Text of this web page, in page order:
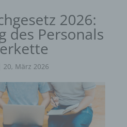
2026:
des Personals
20, März 2026